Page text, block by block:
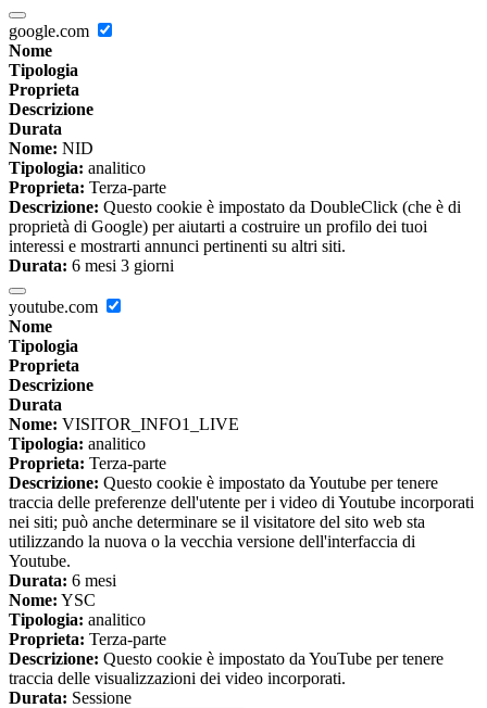
google.com
Nome
Tipologia
Proprieta
Descrizione
Durata
Nome: NID
Tipologia: analitico
Proprieta: Terza-parte
Descrizione: Questo cookie è impostato da DoubleClick (che è di
proprietà di Google) per aiutarti a costruire un profilo dei tuoi
interessi e mostrarti annunci pertinenti su altri siti.
Durata: 6 mesi 3 giorni
youtube.com
Nome
Tipologia
Proprieta
Descrizione
Durata
Nome: VISITOR_INFO1_LIVE
Tipologia: analitico
Proprieta: Terza-parte
Descrizione: Questo cookie è impostato da Youtube per tenere
traccia delle preferenze dell'utente per i video di Youtube incorporati
nei siti; può anche determinare se il visitatore del sito web sta
utilizzando la nuova o la vecchia versione dell'interfaccia di
Youtube.
Durata: 6 mesi
Nome: YSC
Tipologia: analitico
Proprieta: Terza-parte
Descrizione: Questo cookie è impostato da YouTube per tenere
traccia delle visualizzazioni dei video incorporati.
Durata: Sessione